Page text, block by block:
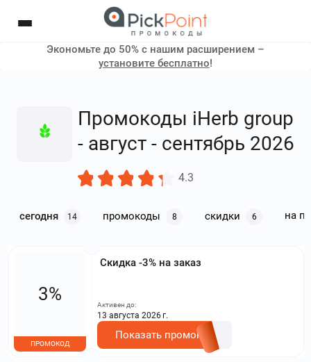
Экономьте до 50% с нашим расширением –
установите бесплатно!
Промокоды iHerb group
- август - сентябрь 2026
4.3
сегодня 14 промокоды 8 скидки 6 на
Скидка -3% на заказ
3%
ПРОМОКОД
Активен до:
13 августа 2026 г.
Показать промокод